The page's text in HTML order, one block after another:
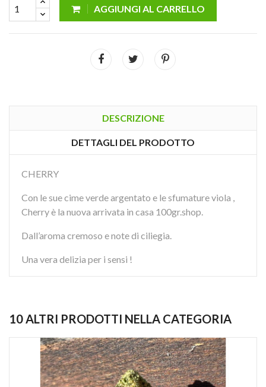
AGGIUNGI AL CARRELLO
DESCRIZIONE
DETTAGLI DEL PRODOTTO
CHERRY
Con le sue cime verde argentato e le sfumature viola ,
Cherry è la nuova arrivata in casa 100gr.shop.
Dall’aroma cremoso e note di ciliegia.
Una vera delizia per i sensi !
10 ALTRI PRODOTTI NELLA CATEGORIA